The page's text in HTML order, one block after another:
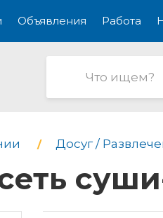
Объявления Работа
Досуг /